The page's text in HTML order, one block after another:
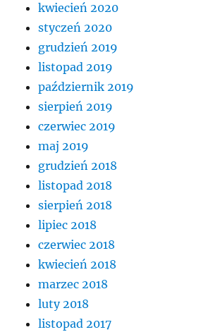
kwiecień 2020
styczeń 2020
grudzień 2019
listopad 2019
październik 2019
sierpień 2019
czerwiec 2019
maj 2019
grudzień 2018
listopad 2018
sierpień 2018
lipiec 2018
czerwiec 2018
kwiecień 2018
marzec 2018
luty 2018
listopad 2017